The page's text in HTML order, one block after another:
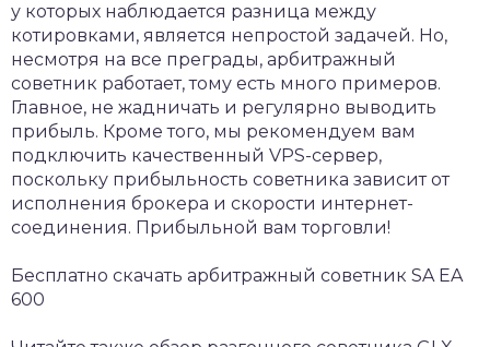
у которых наблюдается разница между
котировками, является непростой задачей. Но,
несмотря на все преграды, арбитражный
советник работает, тому есть много примеров.
Главное, не жадничать и регулярно выводить
прибыль. Кроме того, мы рекомендуем вам
подключить качественный VPS-сервер,
поскольку прибыльность советника зависит от
исполнения брокера и скорости интернет-
соединения. Прибыльной вам торговли!
Бесплатно скачать арбитражный советник SA EA
600